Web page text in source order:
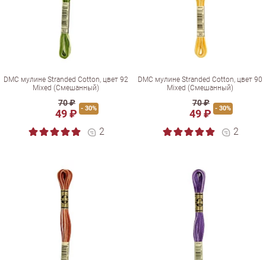
DMC мулине Stranded Cotton, цвет 92
Mixed (Смешанный)
70 ₽
49 ₽ - 30%
2
DMC мулине Stranded Cotton, цвет 90
Mixed (Смешанный)
70 ₽
49 ₽ - 30%
2